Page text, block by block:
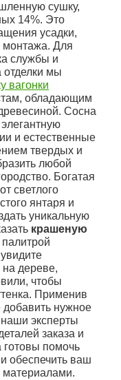
сушку,
14%. Это
усадки,
монтажа. Для
службы и
отделки мы
вагонки
обладающим
Сосна
и естественные
твердых и
любой
Богатая
светлого
янтаря и
уникальную
крашеную
дереве,
чтобы
Применив
нужное
наши эксперты
заказа и
готовы помочь
обеспечить ваш
материалами.